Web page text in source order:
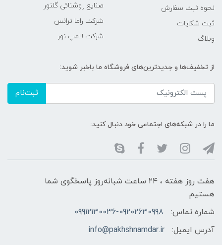
نحوه ثبت سفارش
ثبت شکایات
وبلاگ
صنایع روشنائی گلنور
شرکت راما ترانس
شرکت لامپ نور
از تخفیف‌ها و جدیدترین‌های فروشگاه ما باخبر شوید:
ثبت‌نام
ما را در شبکه‌های اجتماعی خود دنبال کنید:
هفت روز هفته ، ۲۴ ساعت شبانه‌روز پاسخگوی شما
هستیم
شماره تماس:
09912130036-09202630998
آدرس ایمیل:
info@pakhshnamdar.ir